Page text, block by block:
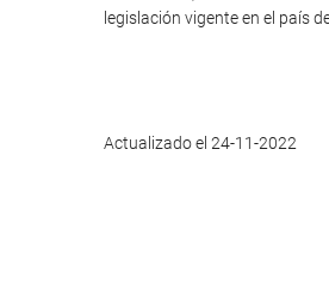
legislación vigente en el país
Actualizado el 24-11-2022